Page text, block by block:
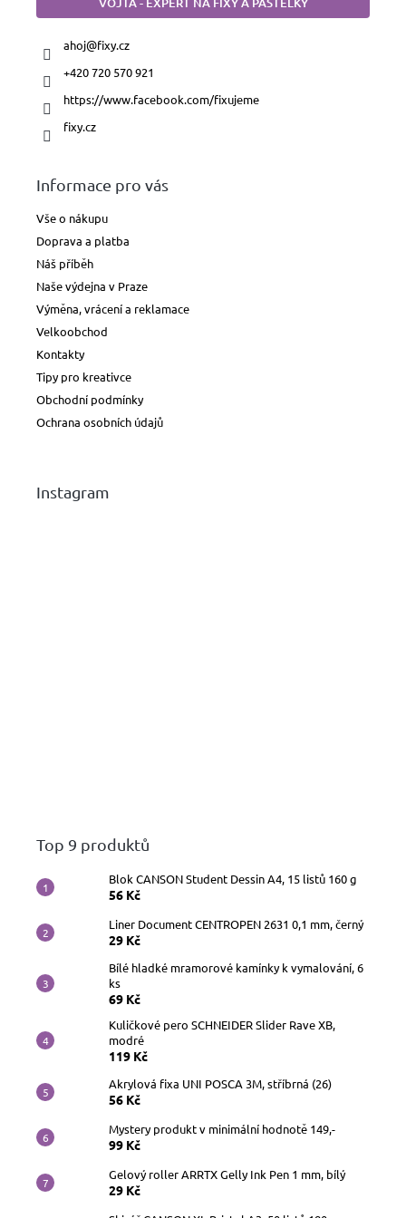
ahoj@fixy.cz
+420 720 570 921
https://www.facebook.com/fixujeme
fixy.cz
Informace pro vás
Vše o nákupu
Doprava a platba
Náš příběh
Naše výdejna v Praze
Výměna, vrácení a reklamace
Velkoobchod
Kontakty
Tipy pro kreativce
Obchodní podmínky
Ochrana osobních údajů
Instagram
Top 9 produktů
Blok CANSON Student Dessin A4, 15 listů 160 g
56 Kč
Liner Document CENTROPEN 2631 0,1 mm, černý
29 Kč
Bílé hladké mramorové kamínky k vymalování, 6
ks
69 Kč
Kuličkové pero SCHNEIDER Slider Rave XB,
modré
119 Kč
Akrylová fixa UNI POSCA 3M, stříbrná (26)
56 Kč
Mystery produkt v minimální hodnotě 149,-
99 Kč
Gelový roller ARRTX Gelly Ink Pen 1 mm, bílý
29 Kč